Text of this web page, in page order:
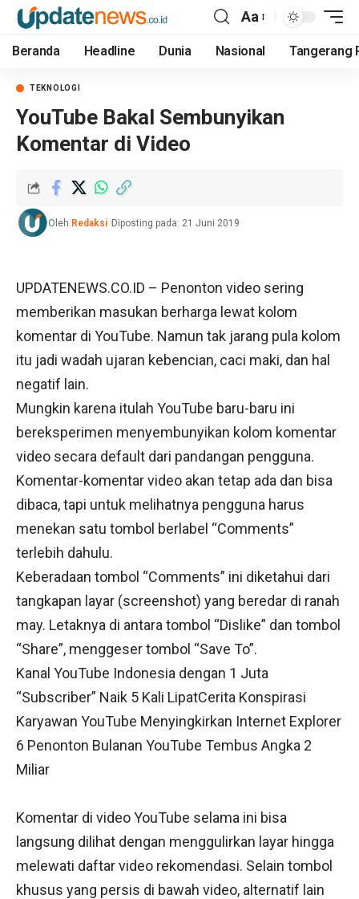
Aa
Beranda Headline Dunia Nasional Tangerang
TEKNOLOGI
YouTube Bakal Sembunyikan
Komentar di Video
Oleh: Redaksi Diposting pada: 21 Juni 2019
UPDATENEWS.CO.ID – Penonton video sering
memberikan masukan berharga lewat kolom
komentar di YouTube. Namun tak jarang pula kolom
itu jadi wadah ujaran kebencian, caci maki, dan hal
negatif lain.
Mungkin karena itulah YouTube baru-baru ini
bereksperimen menyembunyikan kolom komentar
video secara default dari pandangan pengguna.
Komentar-komentar video akan tetap ada dan bisa
dibaca, tapi untuk melihatnya pengguna harus
menekan satu tombol berlabel “Comments”
terlebih dahulu.
Keberadaan tombol “Comments” ini diketahui dari
tangkapan layar (screenshot) yang beredar di ranah
may. Letaknya di antara tombol “Dislike” dan tombol
“Share”, menggeser tombol “Save To”.
Kanal YouTube Indonesia dengan 1 Juta
“Subscriber” Naik 5 Kali LipatCerita Konspirasi
Karyawan YouTube Menyingkirkan Internet Explorer
6 Penonton Bulanan YouTube Tembus Angka 2
Miliar
Komentar di video YouTube selama ini bisa
langsung dilihat dengan menggulirkan layar hingga
melewati daftar video rekomendasi. Selain tombol
khusus yang persis di bawah video, alternatif lain